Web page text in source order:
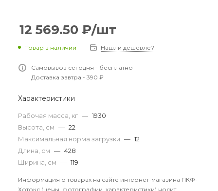
12 569.50 ₽/шт
Товар в наличии Нашли дешевле?
Самовывоз сегодня - бесплатно
Доставка завтра - 390 ₽
Характеристики
Рабочая масса, кг — 1930
Высота, см — 22
Максимальная норма загрузки — 12
Длина, см — 428
Ширина, см — 119
Информация о товарах на сайте интернет-магазина ПКФ-
Хотокс (цены, фотографии, характеристики) носит